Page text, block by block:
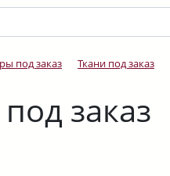
под заказ Ткани под заказ
заказ